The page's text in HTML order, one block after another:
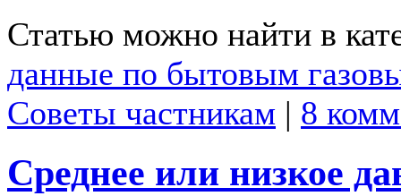
Статью можно найти в
данные по бытовым
Советы частникам | 8
Среднее или низкое